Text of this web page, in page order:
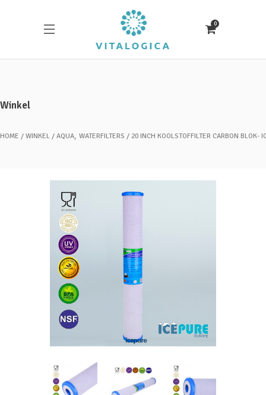
0
Winkel
HOME WINKEL AQUA, WATERFILTERS 20 INCH KOOLSTOFFILTER CARBON BLOK-